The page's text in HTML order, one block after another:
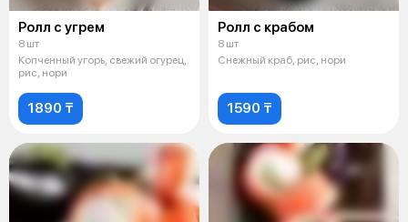
Ролл с угрем
8 шт
Копченный угорь, свежий огурец,
рис, нори
1890 ₸
Ролл с крабом
8 шт
Снежный краб, рис, нори
1590 ₸